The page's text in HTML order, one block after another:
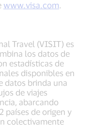
www.visa.com.
Travel (VISIT) es
los datos de
estadísticas de
disponibles en
datos brinda una
de viajes
abarcando
países de origen y
colectivamente